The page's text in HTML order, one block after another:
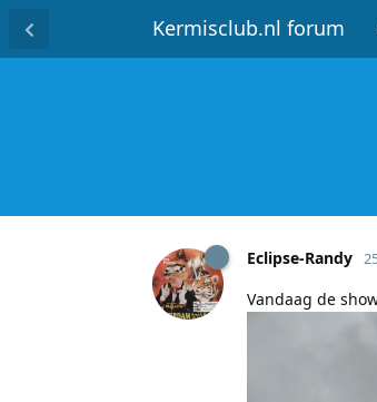
Kermisclub.nl forum
Eclipse-Randy
Vandaag de